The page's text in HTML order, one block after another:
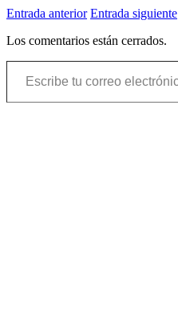
Entrada anterior Entrada siguiente
Los comentarios están cerrados.
Escribe tu correo electrónico…